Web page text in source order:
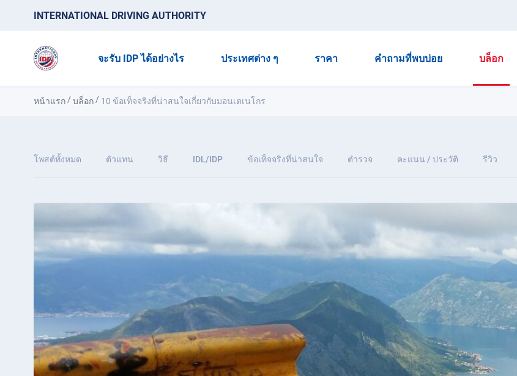
INTERNATIONAL DRIVING AUTHORITY
จะรับ IDP ได้อย่างไร ประเทศต่าง ๆ ราคา คำถามที่พบบ่อย บล็อก
หน้าแรก /บล็อก / 10 ข้อเท็จจริงที่น่าสนใจเกี่ยวกับมอนเตเนโกร
โพสต์ทั้งหมด ตัวแทน วิธี IDL/IDP ข้อเท็จจริงที่น่าสนใจ ตำรวจ คะแนน / ประวัติ รีวิว